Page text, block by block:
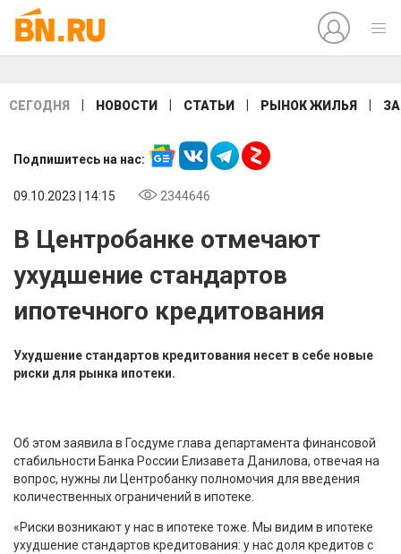
СЕГОДНЯ НОВОСТИ СТАТЬИ РЫНОК ЖИЛЬЯ
Подпишитесь на нас:
09.10.2023 | 14:15 2344646
В Центробанке отмечают
ухудшение стандартов
ипотечного кредитования
Ухудшение стандартов кредитования несет в себе новые
риски для рынка ипотеки.
Об этом заявила в Госдуме глава департамента финансовой
стабильности Банка России Елизавета Данилова, отвечая на
вопрос, нужны ли Центробанку полномочия для введения
количественных ограничений в ипотеке.
«Риски возникают у нас в ипотеке тоже. Мы видим в ипотеке
ухудшение стандартов кредитования: у нас доля кредитов с